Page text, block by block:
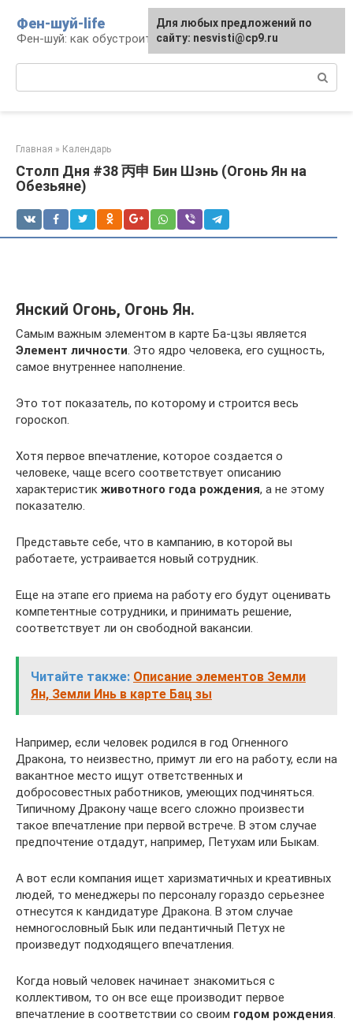
контенту
Фен-шуй-life
Фен-шуй: как обустроить свою жизнь
Главная » Календарь
Столп Дня #38 丙申 Бин Шэнь (Огонь Ян на
Обезьяне)
Янский Огонь, Огонь Ян.
Самым важным элементом в карте Ба-цзы является
Элемент личности. Это ядро человека, его сущность,
самое внутреннее наполнение.
Это тот показатель, по которому и строится весь
гороскоп.
Хотя первое впечатление, которое создается о
человеке, чаще всего соответствует описанию
характеристик животного года рождения, а не этому
показателю.
Представьте себе, что в кампанию, в которой вы
работаете, устраивается новый сотрудник.
Еще на этапе его приема на работу его будут оценивать
компетентные сотрудники, и принимать решение,
соответствует ли он свободной вакансии.
Читайте также: Описание элементов Земли
Ян, Земли Инь в карте Бац зы
Например, если человек родился в год Огненного
Дракона, то неизвестно, примут ли его на работу, если на
вакантное место ищут ответственных и
добросовестных работников, умеющих подчиняться.
Типичному Дракону чаще всего сложно произвести
такое впечатление при первой встрече. В этом случае
предпочтение отдадут, например, Петухам или Быкам.
А вот если компания ищет харизматичных и креативных
людей, то менеджеры по персоналу гораздо серьезнее
отнесутся к кандидатуре Дракона. В этом случае
немногословный Бык или педантичный Петух не
произведут подходящего впечатления.
Когда новый человек начинает знакомиться с
коллективом, то он все еще производит первое
впечатление в соответствии со своим годом рождения.
Для любых предложений по
сайту: nesvisti@cp9.ru